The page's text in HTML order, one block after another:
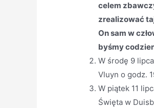
celem
zrealizować
On sam w
byśmy
W środę 9
Vluyn o godz.
W piątek 11
Święta w